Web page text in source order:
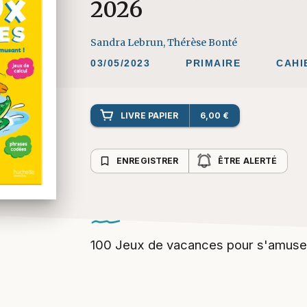
2026
Sandra Lebrun,Thérèse Bonté
03/05/2023 PRIMAIRE
LIVRE PAPIER 6,00 €
bookmark_border ENREGISTRER ÊTRE ALERTÉ
100 Jeux de vacances pour